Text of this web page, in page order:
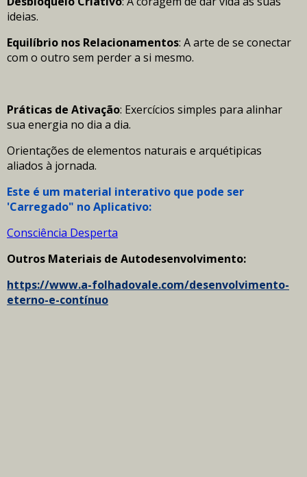
ideias.
​Equilíbrio nos Relacionamentos: A arte de se conectar
com o outro sem perder a si mesmo.
Práticas de Ativação: Exercícios simples para alinhar
sua energia no dia a dia.
Orientações de elementos naturais e arquétipicas
aliados à jornada.
Este é um material interativo que pode ser
'Carregado" no Aplicativo:
Consciência Desperta
Outros Materiais de Autodesenvolvimento:
https://www.a-folhadovale.com/desenvolvimento-
eterno-e-contínuo